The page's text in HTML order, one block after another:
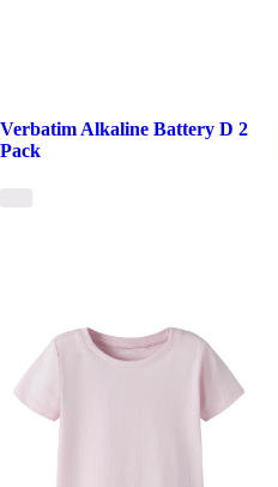
Verbatim Alkaline Battery D 2
Pack